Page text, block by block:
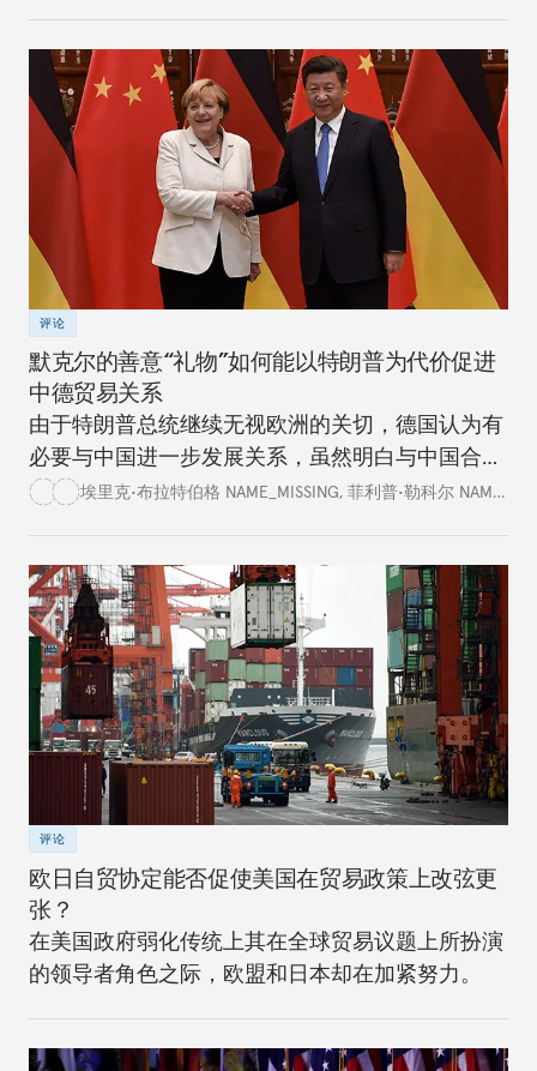
评论
默克尔的善意“礼物”如何能以特朗普为代价促进
中德贸易关系
由于特朗普总统继续无视欧洲的关切，德国认为有
必要与中国进一步发展关系，虽然明白与中国合作
存在各种隐患和局限。
埃里克•布拉特伯格 NAME_MISSING, 菲利普•勒科尔 NAME_MISSING
评论
欧日自贸协定能否促使美国在贸易政策上改弦更
张？
在美国政府弱化传统上其在全球贸易议题上所扮演
的领导者角色之际，欧盟和日本却在加紧努力。